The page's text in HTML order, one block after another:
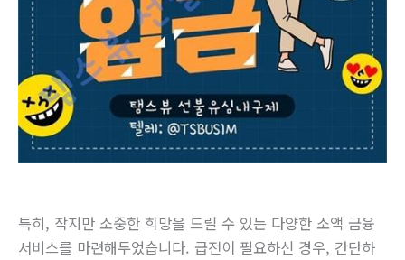
특히, 작지만 소중한 희망을 드릴 수 있는 다양한 소액 금융
서비스를 마련해두었습니다. 급전이 필요하신 경우, 간단하